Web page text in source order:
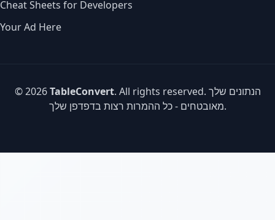
Cheat Sheets for Developers
Your Ad Here
© 2026TableConvert. All rights reserved. הנתונים שלך
מאובטחים - כל ההמרות רצות בדפדפן שלך.